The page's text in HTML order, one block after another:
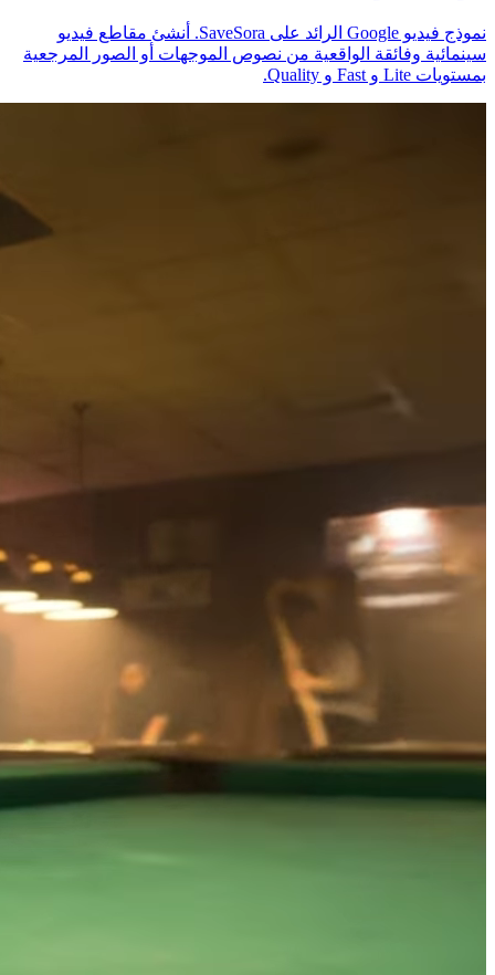
نموذج فيديو Google الرائد على SaveSora. أنشئ مقاطع فيديو
سينمائية وفائقة الواقعية من نصوص الموجهات أو الصور المرجعية
بمستويات Lite و Fast و Quality.